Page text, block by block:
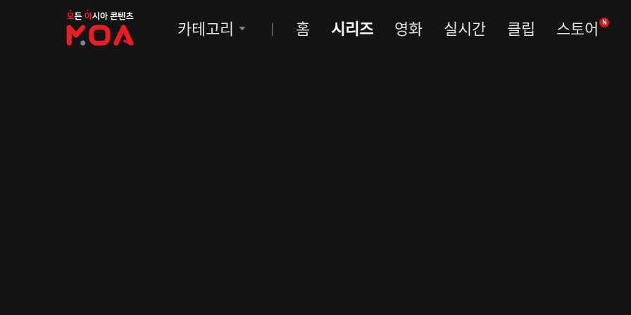
MOA
카테고리 홈 시리즈 영화 실시간 클립 스토어 N